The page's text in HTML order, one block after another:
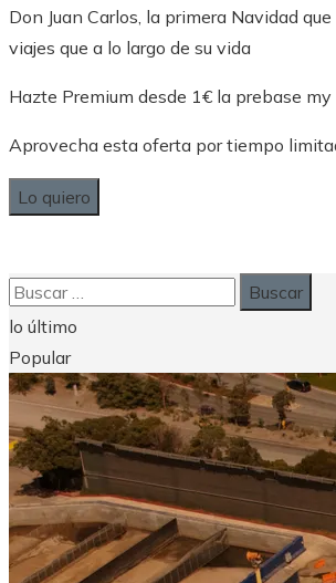
Don Juan Carlos, la primera Navidad
viajes que a lo largo de su vida
Hazte Premium desde 1€ la prebase my
Aprovecha esta oferta por tiempo
Lo quiero
Buscar:
lo último
Popular